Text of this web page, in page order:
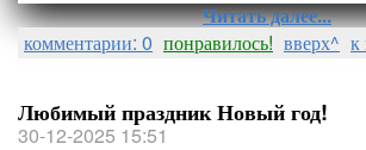
Читать далее...
комментарии: 0 понравилось! вверх^ к
Любимый праздник Новый год!
30-12-2025 15:51